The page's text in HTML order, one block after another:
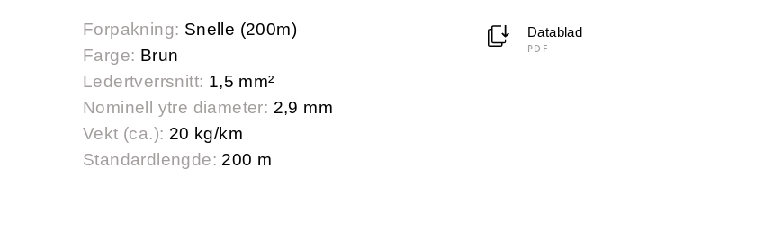
Forpakning: Snelle (200m)
Farge: Brun
Ledertverrsnitt: 1,5 mm²
Nominell ytre diameter: 2,9 mm
Vekt (ca.): 20 kg/km
Standardlengde: 200 m
Datablad
PDF